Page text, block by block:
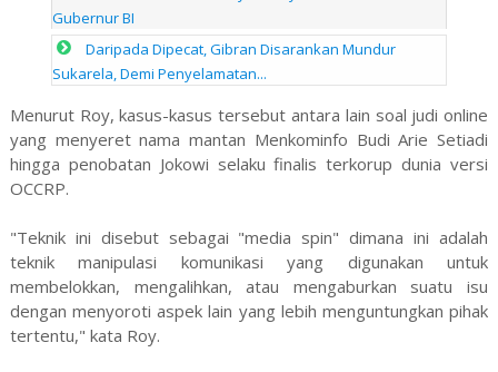
Gubernur BI
Daripada Dipecat, Gibran Disarankan Mundur
Sukarela, Demi Penyelamatan...
Menurut Roy, kasus-kasus tersebut antara lain soal judi online
yang menyeret nama mantan Menkominfo Budi Arie Setiadi
hingga penobatan Jokowi selaku finalis terkorup dunia versi
OCCRP.
"Teknik ini disebut sebagai "media spin" dimana ini adalah
teknik manipulasi komunikasi yang digunakan untuk
membelokkan, mengalihkan, atau mengaburkan suatu isu
dengan menyoroti aspek lain yang lebih menguntungkan pihak
tertentu," kata Roy.